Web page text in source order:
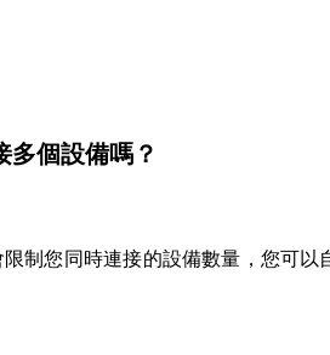
多個設備嗎？
限制您同時連接的設備數量，您可以